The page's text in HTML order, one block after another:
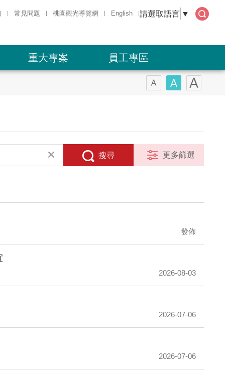
常見問題 桃園觀光導覽網 English 請選取語言 ▼
重大專案 員工專區
搜尋 更多篩選
發佈
2026-08-03
2026-07-06
2026-07-06